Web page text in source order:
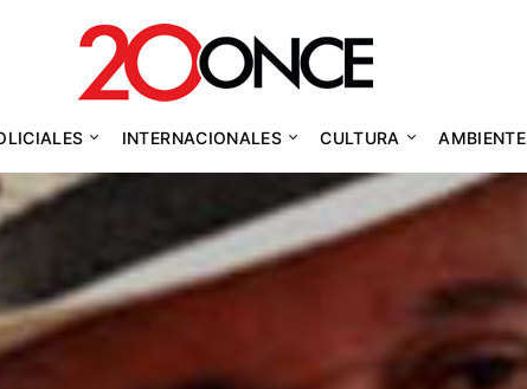
INTERNACIONALES CULTURA AMBIENTE